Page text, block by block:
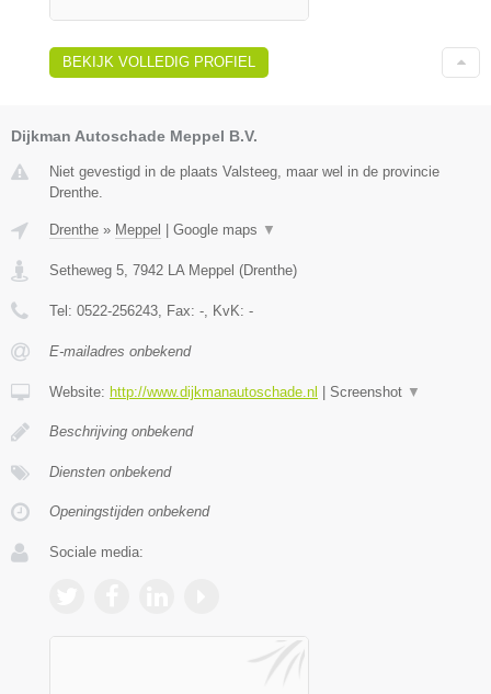
BEKIJK VOLLEDIG PROFIEL
Dijkman Autoschade Meppel B.V.
Niet gevestigd in de plaats Valsteeg, maar wel in de provincie
Drenthe.
Drenthe » Meppel | Google maps ▼
Setheweg 5 7942 LA Meppel (Drenthe)
Tel: 0522-256243 , Fax: - , KvK: -
E-mailadres onbekend
Website: http://www.dijkmanautoschade.nl | Screenshot ▼
Beschrijving onbekend
Diensten onbekend
Openingstijden onbekend
Sociale media: